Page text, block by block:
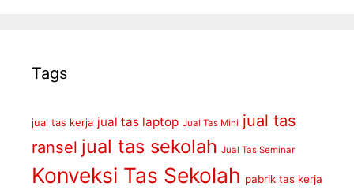
Tags
jual tas kerja jual tas laptop Jual Tas Mini jual tas
ransel jual tas sekolah Jual Tas Seminar
Konveksi Tas Sekolah pabrik tas kerja